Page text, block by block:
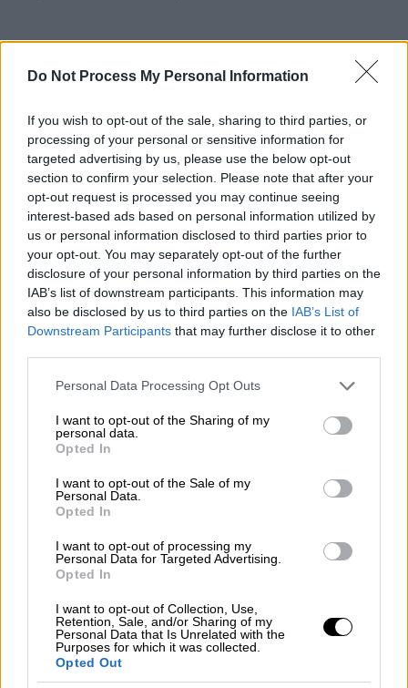
Do Not Process My Personal Information
If you wish to opt-out of the sale, sharing to third parties, or
processing of your personal or sensitive information for
targeted advertising by us, please use the below opt-out
section to confirm your selection. Please note that after your
opt-out request is processed you may continue seeing
interest-based ads based on personal information utilized by
us or personal information disclosed to third parties prior to
your opt-out. You may separately opt-out of the further
disclosure of your personal information by third parties on the
IAB’s list of downstream participants. This information may
also be disclosed by us to third parties on the IAB’s List of
Downstream Participants that may further disclose it to other
Please note that this website/app uses one or more Google
not limited to your visit or usage behaviour. You may click to
grant or deny consent to Google and its third-party tags to
use your data for below specified purposes in below Google
consent section.
Personal Data Processing Opt Outs
I want to opt-out of the Sharing of my
personal data.
Opted In
I want to opt-out of the Sale of my
Personal Data.
Opted In
I want to opt-out of processing my
Personal Data for Targeted Advertising.
Opted In
I want to opt-out of Collection, Use,
Retention, Sale, and/or Sharing of my
Personal Data that Is Unrelated with the
Purposes for which it was collected.
Opted Out
«Η προσπάθεια της
να συγκαλυφθούν οι
περάσει. ΗΕξεταστική Επιτροπή
πρέπει να
συνεχίσει τη λειτουργία της και να
διερευνήσει και τις υπόλοιπες πτυχές του
εγκλήματος σταΤέμπη», πρόσθεσε ο κ.
Καραθανασόπουλος